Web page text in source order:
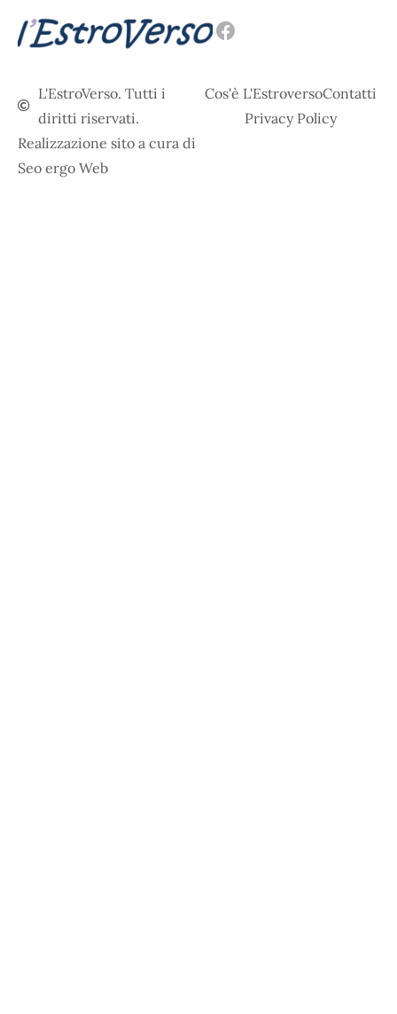
L'EstroVerso. Tutti i
diritti riservati.
Realizzazione sito a cura di
Seo ergo Web
Cos'è L'EstroversoContatti
Privacy Policy